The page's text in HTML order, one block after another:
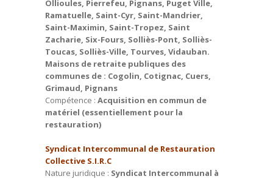
Ollioules, Pierrefeu, Pignans, Puget Ville,
Ramatuelle, Saint-Cyr, Saint-Mandrier,
Saint-Maximin, Saint-Tropez, Saint
Zacharie, Six-Fours, Solliès-Pont, Solliès-
Toucas, Solliès-Ville, Tourves, Vidauban.
Maisons de retraite publiques des
communes de : Cogolin, Cotignac, Cuers,
Grimaud, Pignans
Compétence : Acquisition en commun de
matériel (essentiellement pour la
restauration)
Syndicat Intercommunal de Restauration
Collective S.I.R.C
Nature juridique : Syndicat Intercommunal à